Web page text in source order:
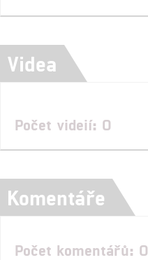
Videa
Počet videií: 0
Komentáře
Počet komentářů: 0